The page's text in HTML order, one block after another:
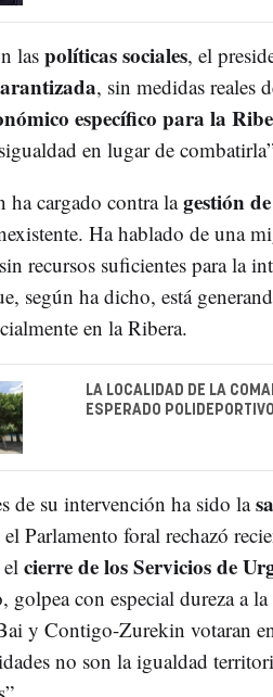
laspolíticas sociales, el
, sin medidas reales
específico para la
en lugar de
ha cargado contra lagestión
Ha hablado de una
recursos suficientes para la
según ha dicho, está
en la Ribera.
LA LOCALIDAD DE LA
ESPERADO
de su intervención ha sido la
Parlamento foral rechazó
cierre de los Servicios de
golpea con especial dureza a
y Contigo-Zurekin votaran
no son la igualdad